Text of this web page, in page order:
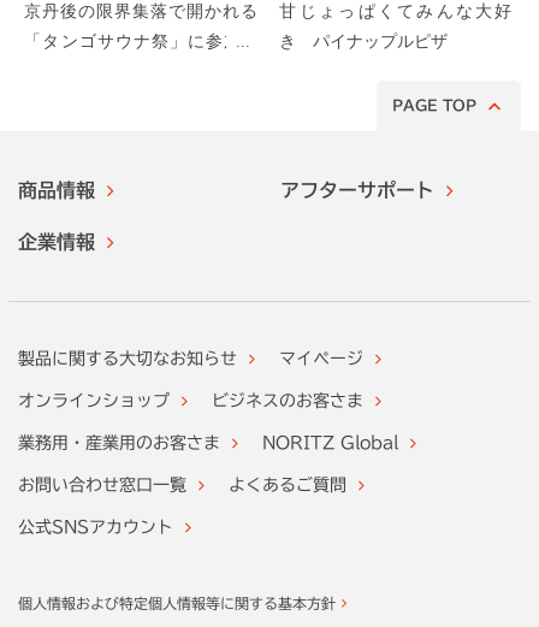
京丹後の限界集落で開かれる
「タンゴサウナ祭」に参加し
甘じょっぱくてみんな大好
き パイナップルピザ
PAGE TOP
商品情報 アフターサポート
企業情報
製品に関する大切なお知らせ マイページ
オンラインショップ ビジネスのお客さま
業務用・産業用のお客さま NORITZ Global
お問い合わせ窓口一覧 よくあるご質問
公式SNSアカウント
個人情報および特定個人情報等に関する基本方針